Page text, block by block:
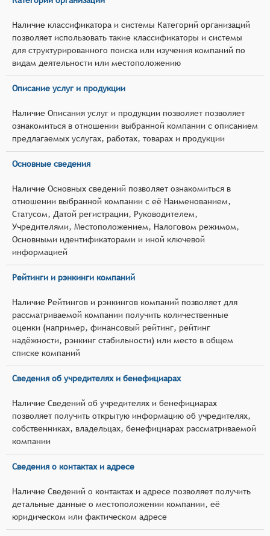
Наличие классификатора и системы Категорий организаций
позволяет использовать такие классификаторы и системы
для структурированного поиска или изучения компаний по
видам деятельности или местоположению
Описание услуг и продукции
Наличие Описания услуг и продукции позволяет позволяет
ознакомиться в отношении выбранной компании с описанием
предлагаемых услугах, работах, товарах и продукции
Основные сведения
Наличие Основных сведений позволяет ознакомиться в
отношении выбранной компании с её Наименованием,
Статусом, Датой регистрации, Руководителем,
Учредителями, Местоположением, Налоговом режимом,
Основными идентификаторами и иной ключевой
информацией
Рейтинги и рэнкинги компаний
Наличие Рейтингов и рэнкингов компаний позволяет для
рассматриваемой компании получить количественные
оценки (например, финансовый рейтинг, рейтинг
надёжности, рэнкинг стабильности) или место в общем
списке компаний
Сведения об учредителях и бенефициарах
Наличие Сведений об учредителях и бенефициарах
позволяет получить открытую информацию об учредителях,
собственниках, владельцах, бенефициарах рассматриваемой
компании
Сведения о контактах и адресе
Наличие Сведений о контактах и адресе позволяет получить
детальные данные о местоположении компании, её
юридическом или фактическом адресе